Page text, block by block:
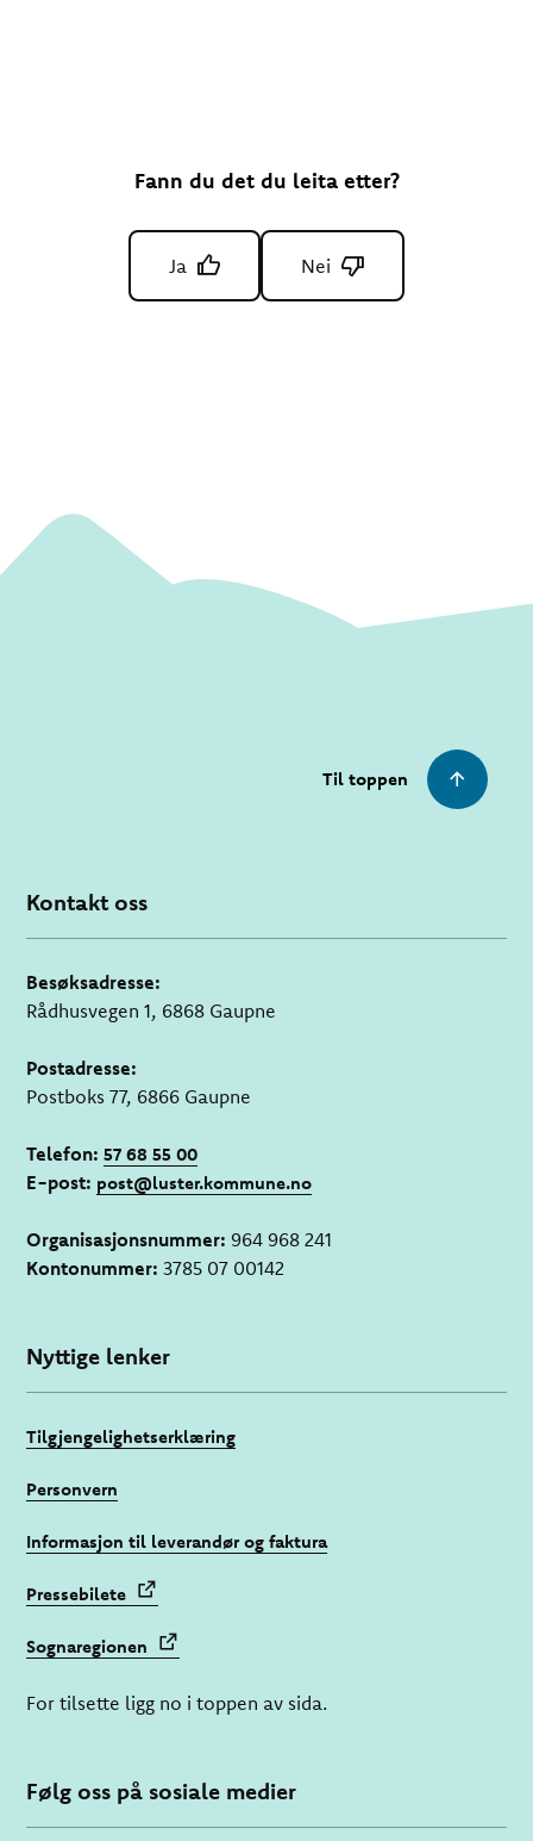
Fann du det du leita etter?
Ja Nei
Til toppen
Kontakt oss
Besøksadresse:
Rådhusvegen 1, 6868 Gaupne
Postadresse:
Postboks 77, 6866 Gaupne
Telefon: 57 68 55 00
E-post: post@luster.kommune.no
Organisasjonsnummer: 964 968 241
Kontonummer: 3785 07 00142
Nyttige lenker
Tilgjengelighetserklæring
Personvern
Informasjon til leverandør og faktura
Pressebilete
Sognaregionen
For tilsette ligg no i toppen av sida.
Følg oss på sosiale medier